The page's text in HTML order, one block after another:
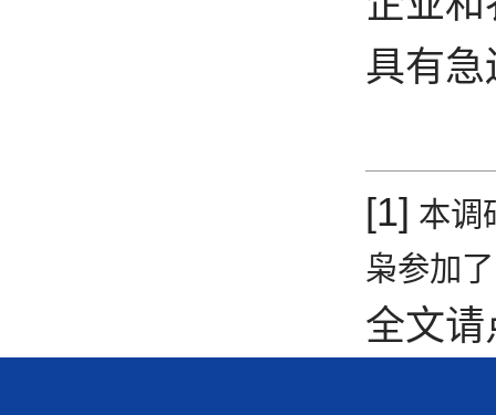
具有
[1] 本调
枭参加
全文